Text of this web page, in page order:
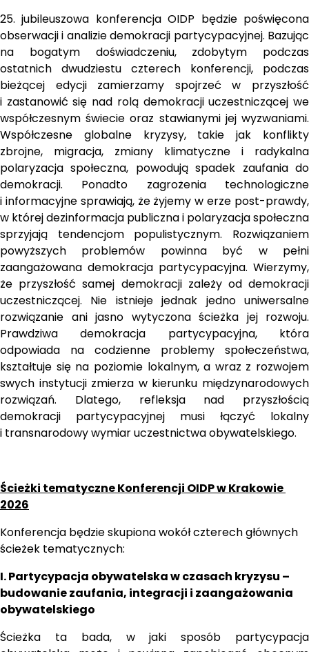
25. jubileuszowa konferencja OIDP będzie poświęcona
obserwacji i analizie demokracji partycypacyjnej. Bazując
na bogatym doświadczeniu, zdobytym podczas
ostatnich dwudziestu czterech konferencji, podczas
bieżącej edycji zamierzamy spojrzeć w przyszłość
i zastanowić się nad rolą demokracji uczestniczącej we
współczesnym świecie oraz stawianymi jej wyzwaniami.
Współczesne globalne kryzysy, takie jak konflikty
zbrojne, migracja, zmiany klimatyczne i radykalna
polaryzacja społeczna, powodują spadek zaufania do
demokracji. Ponadto zagrożenia technologiczne
i informacyjne sprawiają, że żyjemy w erze post-prawdy,
w której dezinformacja publiczna i polaryzacja społeczna
sprzyjają tendencjom populistycznym. Rozwiązaniem
powyższych problemów powinna być w pełni
zaangażowana demokracja partycypacyjna. Wierzymy,
że przyszłość samej demokracji zależy od demokracji
uczestniczącej. Nie istnieje jednak jedno uniwersalne
rozwiązanie ani jasno wytyczona ścieżka jej rozwoju.
Prawdziwa demokracja partycypacyjna, która
odpowiada na codzienne problemy społeczeństwa,
kształtuje się na poziomie lokalnym, a wraz z rozwojem
swych instytucji zmierza w kierunku międzynarodowych
rozwiązań. Dlatego, refleksja nad przyszłością
demokracji partycypacyjnej musi łączyć lokalny
i transnarodowy wymiar uczestnictwa obywatelskiego.
Ścieżki tematyczne Konferencji OIDP w Krakowie
2026
Konferencja będzie skupiona wokół czterech głównych
ścieżek tematycznych:
I. Partycypacja obywatelska w czasach kryzysu –
budowanie zaufania, integracji i zaangażowania
obywatelskiego
Ścieżka ta bada, w jaki sposób partycypacja